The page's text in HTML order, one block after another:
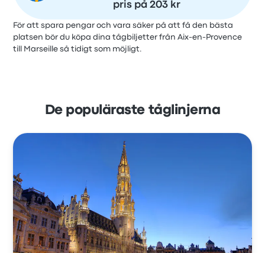
pris på 203 kr
För att spara pengar och vara säker på att få den bästa
platsen bör du köpa dina tågbiljetter från Aix-en-Provence
till Marseille så tidigt som möjligt.
De populäraste tåglinjerna